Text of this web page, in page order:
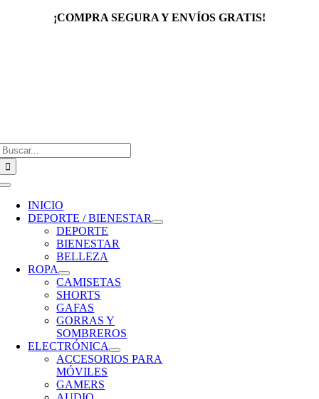
¡COMPRA SEGURA Y ENVÍOS GRATIS!
Toggle
Navigation
INICIO
DEPORTE / BIENESTAR
DEPORTE
BIENESTAR
BELLEZA
ROPA
CAMISETAS
SHORTS
GAFAS
GORRAS Y
SOMBREROS
ELECTRÓNICA
ACCESORIOS PARA
MÓVILES
GAMERS